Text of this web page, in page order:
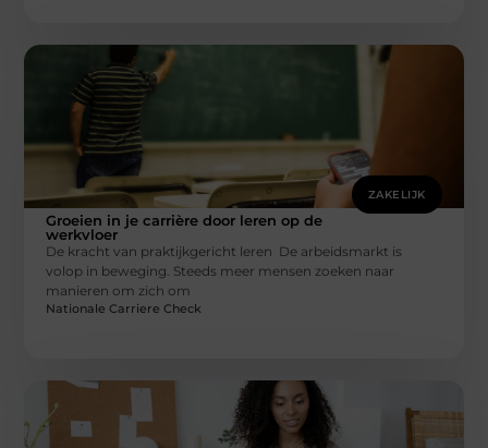
ZAKELIJK
Groeien in je carrière door leren op de
werkvloer
De kracht van praktijkgericht leren De arbeidsmarkt is
volop in beweging. Steeds meer mensen zoeken naar
manieren om zich om
Nationale Carriere Check